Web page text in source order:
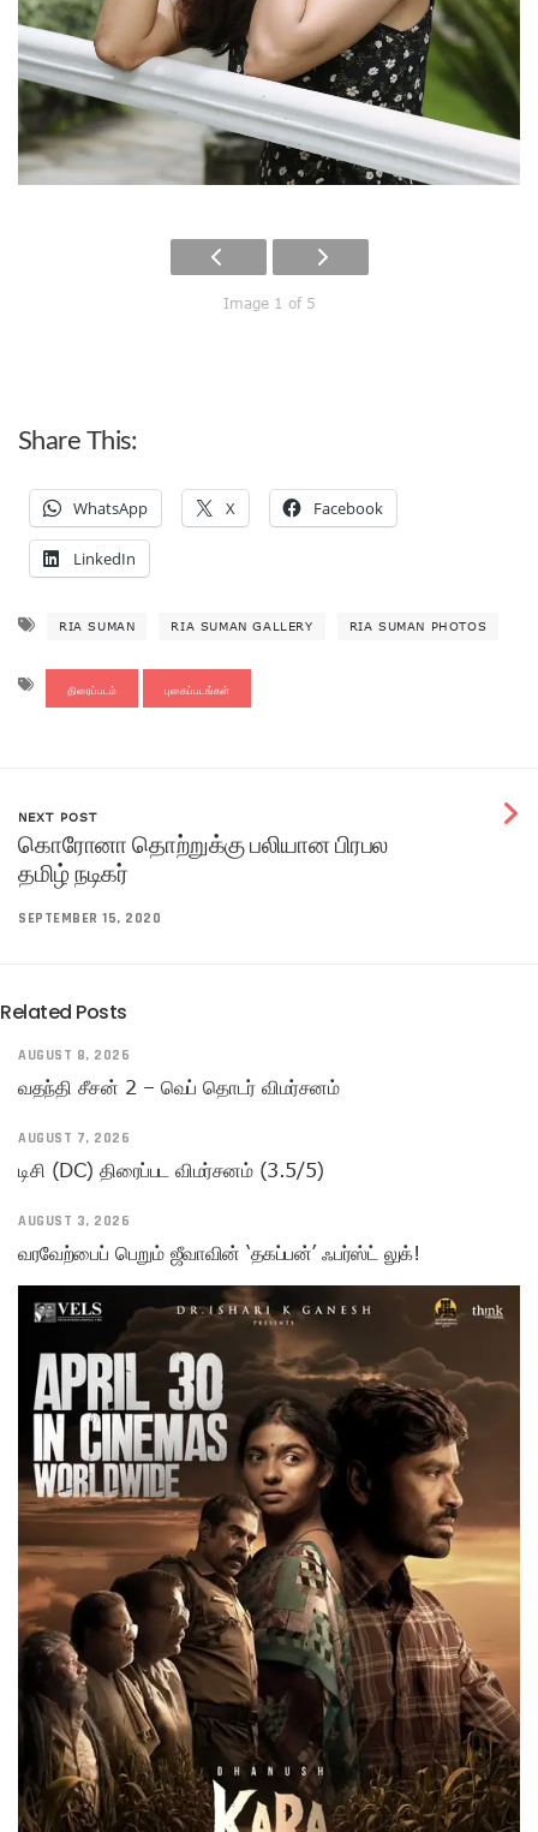
Image 1 of 5
Share This:
WhatsApp X Facebook
LinkedIn
RIA SUMAN RIA SUMAN GALLERY RIA SUMAN PHOTOS
திரைப்படம் புகைப்படங்கள்
NEXT POST
கொரோனா தொற்றுக்கு பலியான பிரபல
தமிழ் நடிகர்
SEPTEMBER 15, 2020
Related Posts
AUGUST 8, 2026
வதந்தி சீசன் 2 – வெப் தொடர் விமர்சனம்
AUGUST 7, 2026
டிசி (DC) திரைப்பட விமர்சனம் (3.5/5)
AUGUST 3, 2026
வரவேற்பைப் பெறும் ஜீவாவின் ‘தகப்பன்’ ஃபர்ஸ்ட் லுக்!